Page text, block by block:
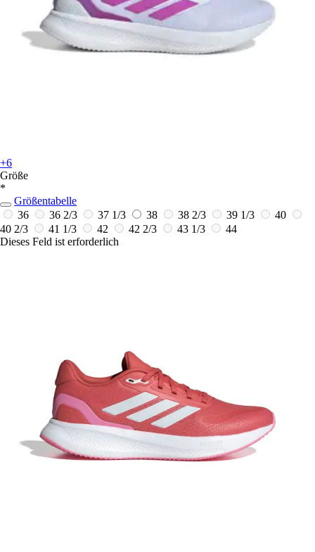
+6
Größe
*
Größentabelle
36
36 2/3 37 1/3 38 38 2/3 39 1/3
40
40 2/3
41 1/3 42 42 2/3 43 1/3
44
Dieses Feld ist erforderlich